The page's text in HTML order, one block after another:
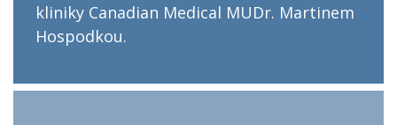
kliniky Canadian Medical MUDr. Martinem
Hospodkou.